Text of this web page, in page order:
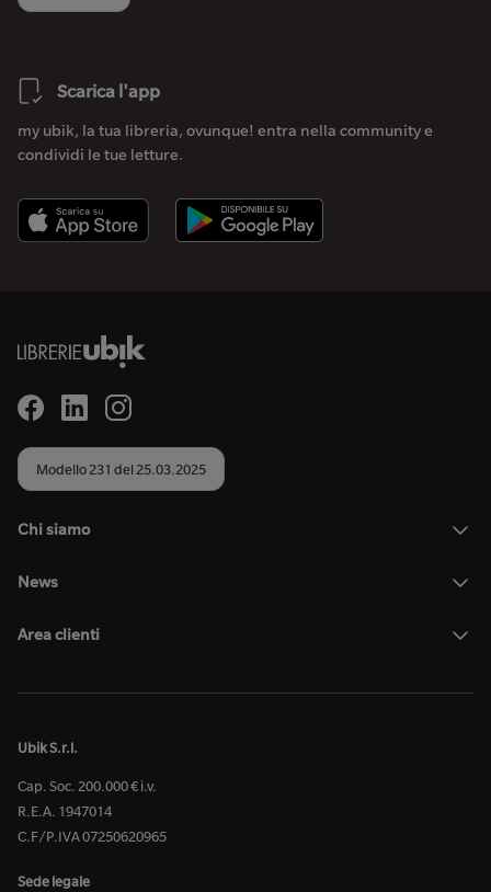
Scarica l'app
my ubik, la tua libreria, ovunque! entra nella community e
condividi le tue letture.
Modello 231 del 25.03.2025
Chi siamo
News
Area clienti
Ubik S.r.l.
Cap. Soc. 200.000 € i.v.
R.E.A. 1947014
C.F/P.IVA 07250620965
Sede legale